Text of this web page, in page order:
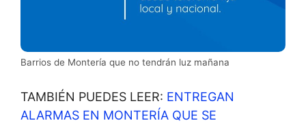
Barrios de Montería que no tendrán luz mañana
TAMBIÉN PUEDES LEER: ENTREGAN
ALARMAS EN MONTERÍA QUE SE